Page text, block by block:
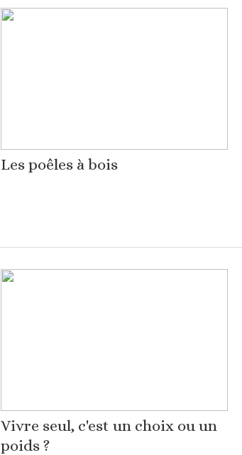
Les poêles à bois
Vivre seul, c'est un choix ou un
poids ?